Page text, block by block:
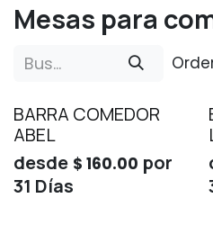
Mesas para
BARRA COMEDOR
ABEL
desde $ 160.00 por
31 Días